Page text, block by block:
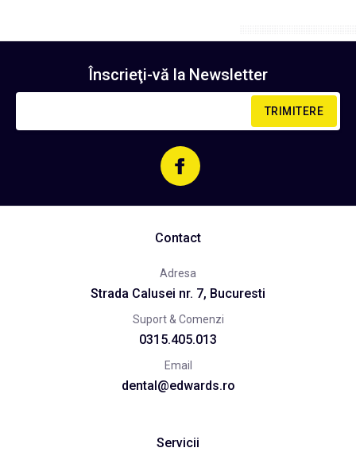
Înscrieţi-vă la Newsletter
TRIMITERE
Contact
Adresa
Strada Calusei nr. 7, Bucuresti
Suport & Comenzi
0315.405.013
Email
dental@edwards.ro
Servicii